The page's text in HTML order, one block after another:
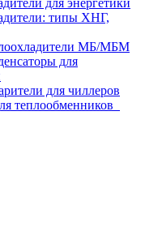
для энергетики
типы ХНГ,
МБ/МБМ
для
для чиллеров
теплообменников